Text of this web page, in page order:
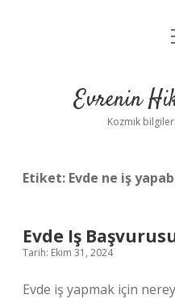
Evrenin
Kozmik
Etiket: Evde ne iş
Evde Iş
Tarih: Ekim 31, 2024
Evde iş yapmak için